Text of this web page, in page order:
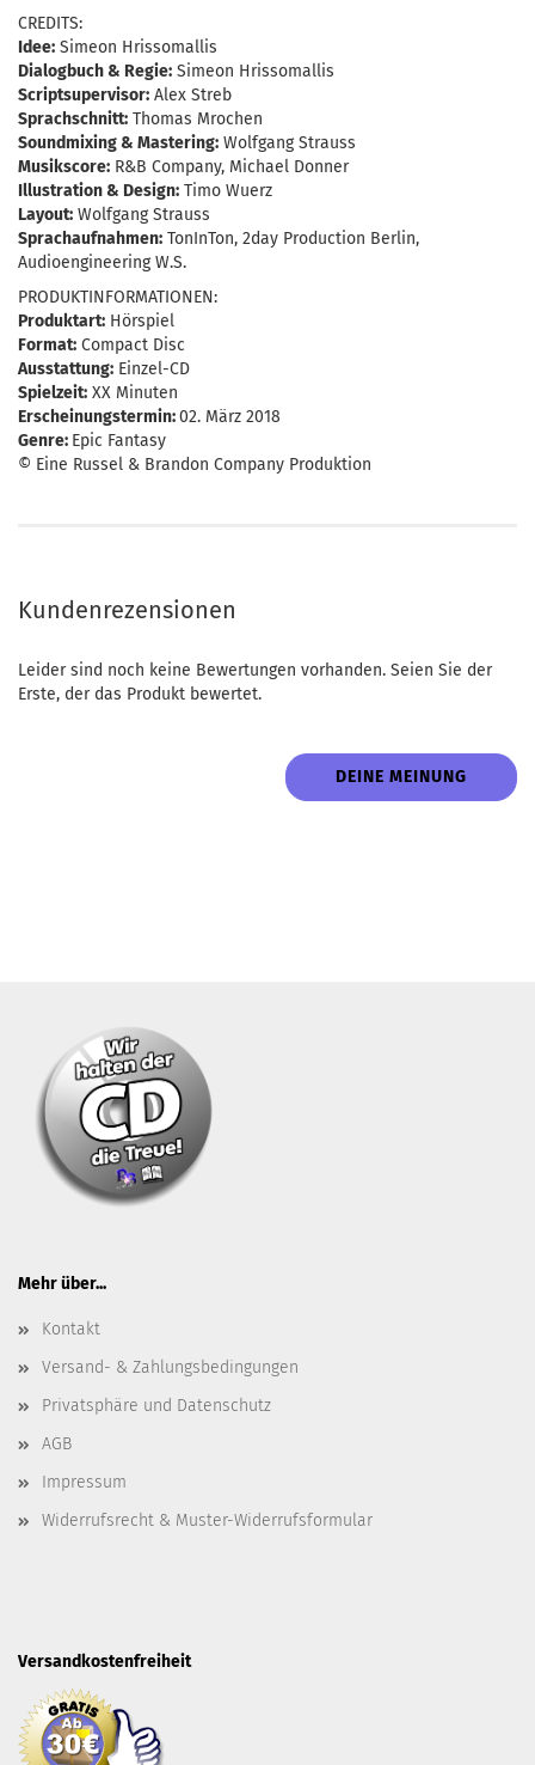
CREDITS:
Idee: Simeon Hrissomallis
Dialogbuch & Regie: Simeon Hrissomallis
Scriptsupervisor: Alex Streb
Sprachschnitt: Thomas Mrochen
Soundmixing & Mastering: Wolfgang Strauss
Musikscore: R&B Company, Michael Donner
Illustration & Design: Timo Wuerz
Layout: Wolfgang Strauss
Sprachaufnahmen: TonInTon, 2day Production Berlin,
Audioengineering W.S.
PRODUKTINFORMATIONEN:
Produktart: Hörspiel
Format: Compact Disc
Ausstattung: Einzel-CD
Spielzeit: XX Minuten
Erscheinungstermin:02. März 2018
Genre: Epic Fantasy
© Eine Russel & Brandon Company Produktion
Kundenrezensionen
Leider sind noch keine Bewertungen vorhanden. Seien Sie der
Erste, der das Produkt bewertet.
DEINE MEINUNG
Mehr über...
Kontakt
Versand- & Zahlungsbedingungen
Privatsphäre und Datenschutz
AGB
Impressum
Widerrufsrecht & Muster-Widerrufsformular
Versandkostenfreiheit